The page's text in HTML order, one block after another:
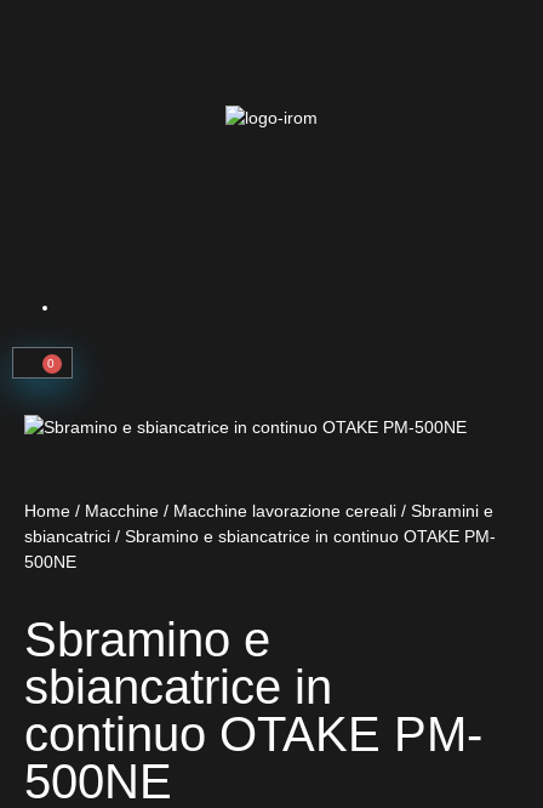
0
Home / Macchine / Macchine lavorazione cereali / Sbramini e
sbiancatrici / Sbramino e sbiancatrice in continuo OTAKE PM-
500NE
Sbramino e
sbiancatrice in
continuo OTAKE PM-
500NE